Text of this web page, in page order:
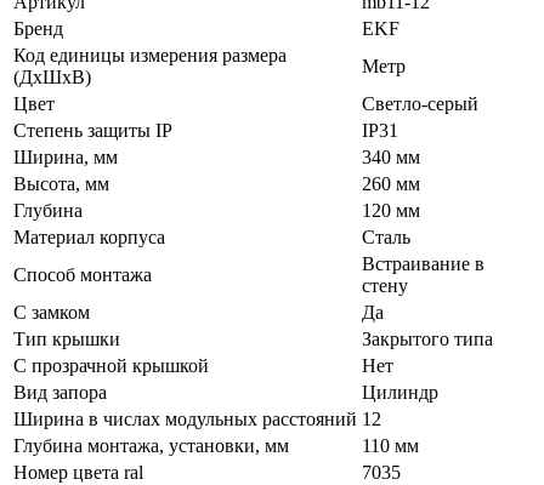
Бренд
EKF
Код единицы измерения размера
(ДхШхВ)
Метр
Цвет
Светло-серый
Степень защиты IP
IP31
Ширина, мм
340 мм
Высота, мм
260 мм
Глубина
120 мм
Материал корпуса
Сталь
Способ монтажа
Встраивание в
стену
С замком
Да
Тип крышки
Закрытого типа
С прозрачной крышкой
Нет
Вид запора
Цилиндр
Ширина в числах модульных расстояний 12
Глубина монтажа, установки, мм
110 мм
Номер цвета ral
7035